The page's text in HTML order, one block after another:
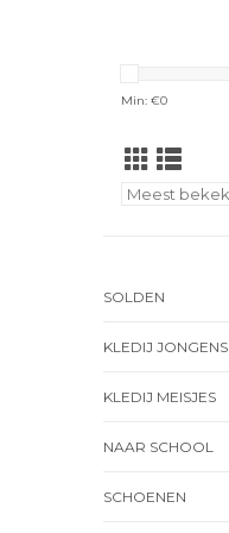
Min: €0
SOLDEN
KLEDIJ JONGENS
KLEDIJ MEISJES
NAAR SCHOOL
SCHOENEN